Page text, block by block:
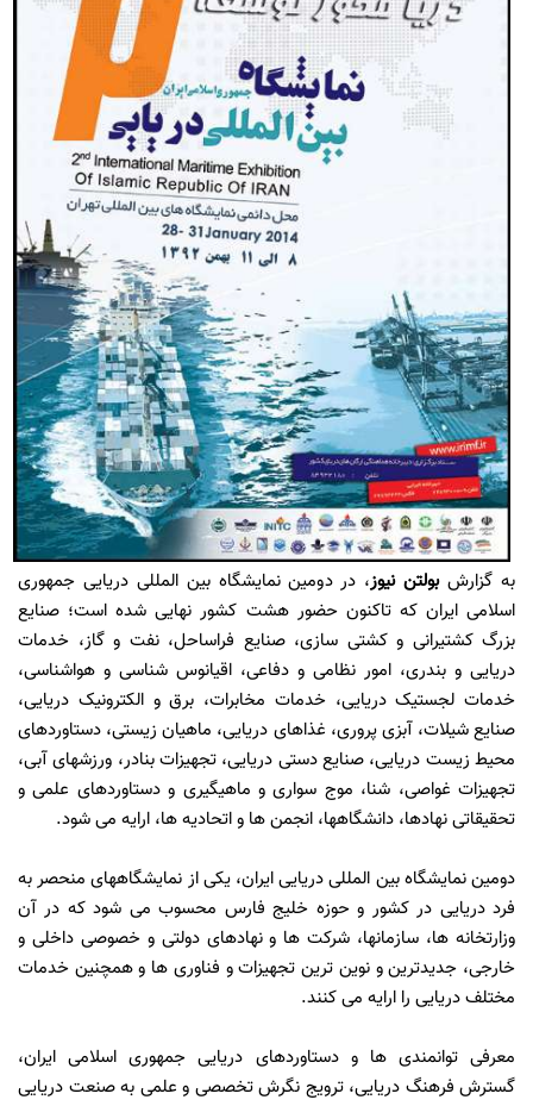
به گزارشبولتن نیوز، در دومین نمایشگاه بین المللی دریایی جمهوری
اسلامی ایران که تاکنون حضور هشت کشور نهایی شده است؛ صنایع
بزرگ کشتیرانی و کشتی سازی، صنایع فراساحل، نفت و گاز، خدمات
دریایی و بندری، امور نظامی و دفاعی، اقیانوس شناسی و هواشناسی،
خدمات لجستیک دریایی، خدمات مخابرات، برق و الکترونیک دریایی،
صنایع شیلات، آبزی پروری، غذاهای دریایی، ماهیان زیستی، دستاوردهای
محیط زیست دریایی، صنایع دستی دریایی، تجهیزات بنادر، ورزشهای آبی،
تجهیزات غواصی، شنا، موج سواری و ماهیگیری و دستاوردهای علمی و
تحقیقاتی نهادها، دانشگاهها، انجمن ها و اتحادیه ها، ارایه می شود.
دومین نمایشگاه بین المللی دریایی ایران، یکی از نمایشگاههای منحصر به
فرد دریایی در کشور و حوزه خلیج فارس محسوب می شود که در آن
وزارتخانه ها، سازمانها، شرکت ها و نهادهای دولتی و خصوصی داخلی و
خارجی، جدیدترین و نوین ترین تجهیزات و فناوری ها و همچنین خدمات
مختلف دریایی را ارایه می کنند.
معرفی توانمندی ها و دستاوردهای دریایی جمهوری اسلامی ایران،
گسترش فرهنگ دریایی، ترویج نگرش تخصصی و علمی به صنعت دریایی